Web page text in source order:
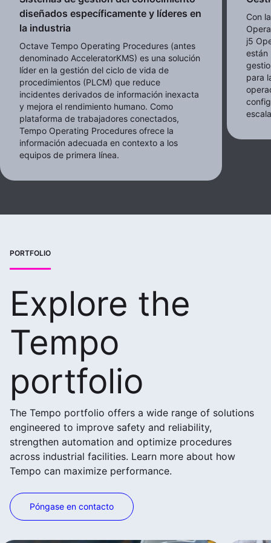
diseñados específicamente y líderes en
la industria
Octave Tempo Operating Procedures (antes
denominado AcceleratorKMS) es una solución
líder en la gestión del ciclo de vida de
procedimientos (PLCM) que reduce
incidentes derivados de información inexacta
y mejora el rendimiento humano. Como
plataforma de trabajadores conectados,
Tempo Operating Procedures ofrece la
información adecuada en contexto a los
equipos de primera línea.
Con
j5
están
para
PORTFOLIO
Explore the
Tempo
portfolio
The Tempo portfolio offers a wide range of solutions
engineered to improve safety and reliability,
strengthen automation and optimize procedures
across industrial facilities. Learn more about how
Tempo can maximize performance.
Póngase en contacto